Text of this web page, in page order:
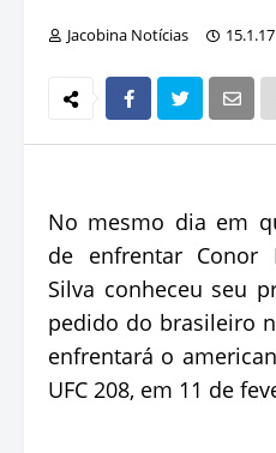
Jacobina Notícias 15.1.17
No mesmo dia em
de enfrentar Conor
Silva conheceu seu
pedido do brasileiro
enfrentará o
UFC 208, em 11 de